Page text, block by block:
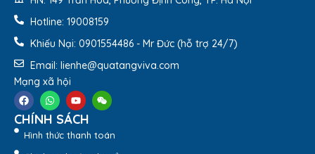
Hotline: 19008159
Khiếu Nại: 0901554486 - Mr Đức (hỗ trợ 24/7)
Email: lienhe@quatangviva.com
Mạng xã hội
CHÍNH SÁCH
Hình thức thanh toán